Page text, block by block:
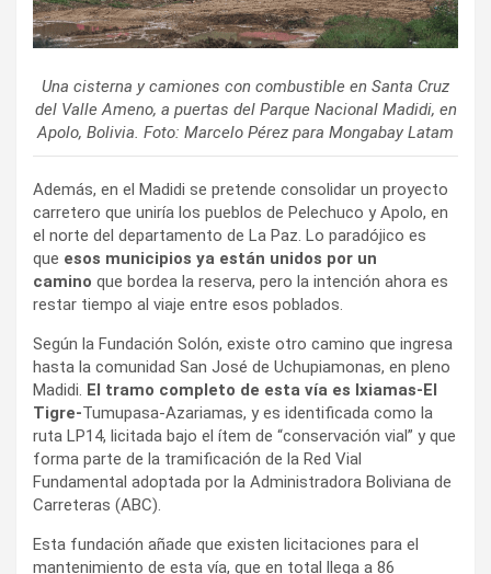
Una cisterna y camiones con combustible en Santa Cruz
del Valle Ameno, a puertas del Parque Nacional Madidi, en
Apolo, Bolivia. Foto: Marcelo Pérez para Mongabay Latam
Además, en el Madidi se pretende consolidar un proyecto
carretero que uniría los pueblos de Pelechuco y Apolo, en
el norte del departamento de La Paz. Lo paradójico es
que esos municipios ya están unidos por un
camino que bordea la reserva, pero la intención ahora es
restar tiempo al viaje entre esos poblados.
Según la Fundación Solón, existe otro camino que ingresa
hasta la comunidad San José de Uchupiamonas, en pleno
Madidi. El tramo completo de esta vía es Ixiamas-El
Tigre-Tumupasa-Azariamas, y es identificada como la
ruta LP14, licitada bajo el ítem de “conservación vial” y que
forma parte de la tramificación de la Red Vial
Fundamental adoptada por la Administradora Boliviana de
Carreteras (ABC).
Esta fundación añade que existen licitaciones para el
mantenimiento de esta vía, que en total llega a 86